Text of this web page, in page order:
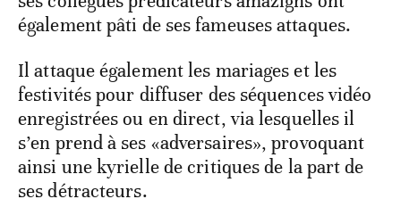
également pâti de ses fameuses attaques.
Il attaque également les mariages et les
festivités pour diffuser des séquences vidéo
enregistrées ou en direct, via lesquelles il
s’en prend à ses «adversaires», provoquant
ainsi une kyrielle de critiques de la part de
ses détracteurs.